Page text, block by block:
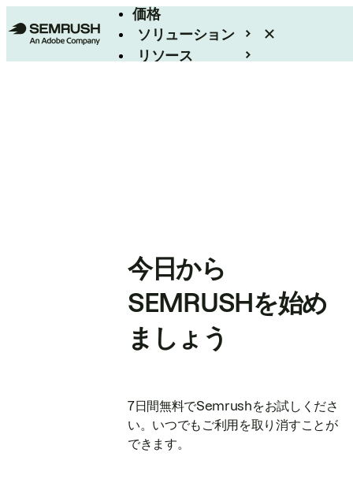
価格
ソリューション
リソース
今日から
SEMRUSHを始め
ましょう
7日間無料でSemrushをお試しくださ
い。いつでもご利用を取り消すことが
できます。